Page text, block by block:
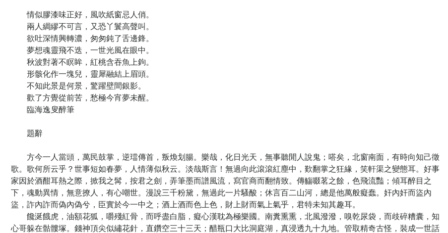
情似膠漆味正好，風吹紙窗忌人俏。
兩人綢繆不可言，又恐丫鬟高聲叫。
欲吐深情興轉濃，匆匆鈍了舌邊鋒。
夢想魂靈飛不迭，一世光風在眼中。
秋波對著不瞑眸，紅桃含吞魚上鉤。
形骸化作一塊兒，靈犀融結上眉頭。
不知此景是何景，驚躍壁間銀影。
歡了方覺從前苦，愁極今宵夢未醒。
臨海逸叟醉筆
題辭
方今一人當頭，萬民鼓掌，逆璫傳首，叛煥划腸。樂哉，化日光天，無事聽閒人說鬼；嗒矣，北窗南面，有時向知己徵
歌。歌何所云乎？世事短如春夢，人情薄似秋云。淡哉斯言！無過向此滾滾紅塵中，歎翻掌之狂緣，笑軒渠之變態耳。好事
家因於酒酣耳熱之際，掀我之髯，按君之劍，弄筆墨而譜風流，寫官商而翻情致。傳觴啜茗之餘，色飛流豔；傾耳醉目之
下，魂動異情，無意撩人，有心嘲世。漫說三千粉黛，無過此一片騷酸；休言百二山河，總是他萬般癡蠢。奸內奸而盜內
盜，詐內詐而偽內偽兮，臣實於今一中之；酒上酒而色上色，財上財而氣上氣乎，君特未知其趣耳。
饞涎餓虎，油額花狐，嚼殘紅骨，而呼盡白脂，癡心漢耽為極樂國。南糞熏熏，北風潑潑，嗅乾尿袋，而歧碎糟囊，知
心哥躲在骷髏塚。錢神頂尖似繡花針，直鑽空三十三天；醋瓶口大比洞庭湖，真浸透九十九地。管取精奇古怪，裝成一世話